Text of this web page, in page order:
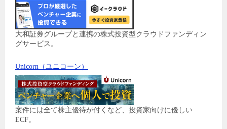
大和証券グループと連携の株式投資型クラウドファンディン
グサービス。
Unicorn（ユニコーン）
案件には全て株主優待が付くなど、投資家向けに優しい
ECF。